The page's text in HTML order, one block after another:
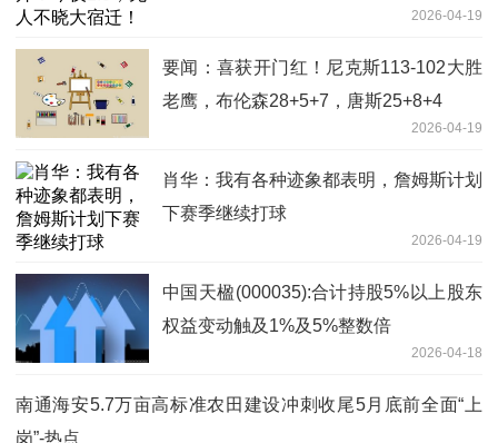
2026-04-19
要闻：喜获开门红！尼克斯113-102大胜
老鹰，布伦森28+5+7，唐斯25+8+4
2026-04-19
肖华：我有各种迹象都表明，詹姆斯计划
下赛季继续打球
2026-04-19
中国天楹(000035):合计持股5%以上股东
权益变动触及1%及5%整数倍
2026-04-18
南通海安5.7万亩高标准农田建设冲刺收尾5月底前全面“上
岗”-热点